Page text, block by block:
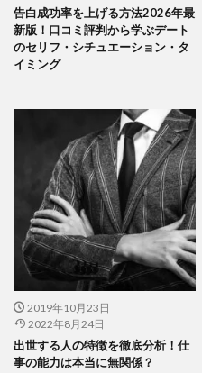
告白成功率を上げる方法2026年最
新版！口コミ評判から学ぶデート
のセリフ・シチュエーション・タ
イミング
2019年10月23日
2022年8月24日
出世する人の特徴を徹底分析！仕
事の能力は本当に無関係？